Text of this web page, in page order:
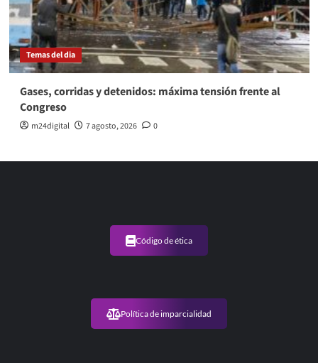
Temas del dia
Gases, corridas y detenidos: máxima tensión frente al
Congreso
m24digital 7 agosto, 2026 0
Código de ética
Política de imparcialidad